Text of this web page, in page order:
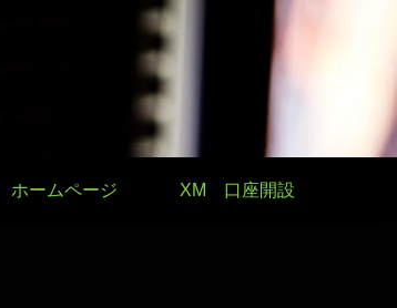
ームページ XM 口座開設